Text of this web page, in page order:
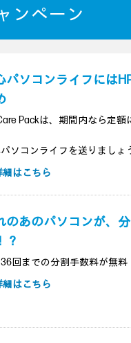
ンペーン
パソコンライフには
Packは、期間内なら定
ソコンライフを送りましょ
はこちら
のあのパソコンが、
？
回までの分割手数料が無料
はこちら